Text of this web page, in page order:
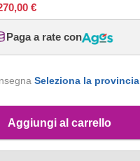
€
Paga a rate con
Seleziona la provincia
Aggiungi al carrello